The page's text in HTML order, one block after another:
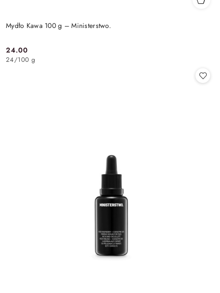
Mydło Kawa 100 g – Ministerstwo.
Cena:
24.00
24/100 g